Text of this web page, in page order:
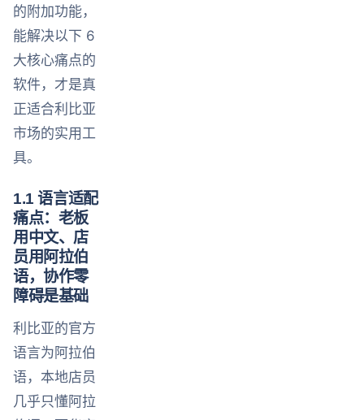
的附加功能，
能解决以下 6
大核心痛点的
软件，才是真
正适合利比亚
市场的实用工
具。
1.1 语言适配
痛点：老板
用中文、店
员用阿拉伯
语，协作零
障碍是基础
利比亚的官方
语言为阿拉伯
语，本地店员
几乎只懂阿拉